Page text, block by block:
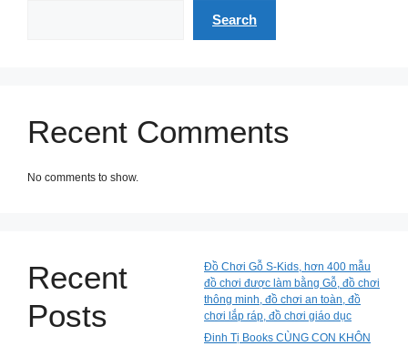
Search
Recent Comments
No comments to show.
Recent
Posts
Đồ Chơi Gỗ S-Kids, hơn 400 mẫu
đồ chơi được làm bằng Gỗ, đồ chơi
thông minh, đồ chơi an toàn, đồ
chơi lắp ráp, đồ chơi giáo dục
Đinh Tị Books CÙNG CON KHÔN